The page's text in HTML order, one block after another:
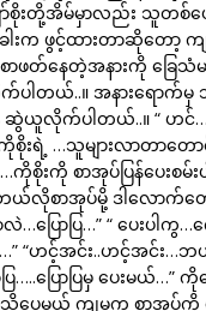
ာ်စိုးတို့အိမ်မှာလည်း သူတစ်
ါးက ဖွင့်ထားတာဆိုတော့
စာဖတ်နေတဲ့အနားကို ခြေသံ
ါတယ်..။ အနားရောက်
ယူလိုက်ပါတယ်..။ “ ဟင်….
းရဲ့ …သူများလာတာတေ
စိုးကို စာအုပ်ပြန်ပေးစမ်းပ
ယ်လိုစာအုပ်မို့ ဒါလောက်တ
ပြောပြ…” “ ပေးပါကွ…
ယ်…” “ဟင့်အင်း..ဟင့်အင်း…
…..ပြောပြမှ ပေးမယ်…”
ပေမယ့် ကျမက စာအုပ်ကို